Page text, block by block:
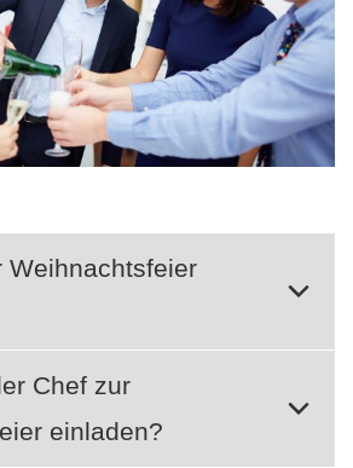
Weihnachtsfeier
Chef zur
einladen?